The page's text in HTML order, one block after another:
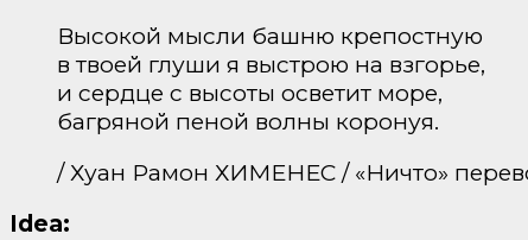
Высокой мысли башню крепостную
в твоей глуши я выстрою на взгорье,
и сердце с высоты осветит море,
багряной пеной волны коронуя.
/ Хуан Рамон ХИМЕНЕС / «Ничто»
Idea: